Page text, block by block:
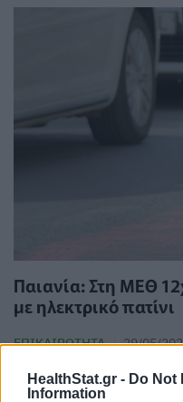
HealthStat.gr - Do Not
Information
Παιανία: Στη ΜΕΘ
με ηλεκτρικό πατίνι
ΕΠΙΚΑΙΡΌΤΗΤΑ 29/05/